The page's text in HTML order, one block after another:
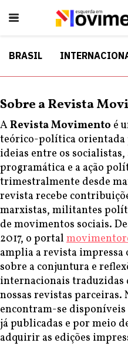
BRASIL
Sobre a Revista
ARevista Movimento é
teórico-política orientada
ideias entre os socialistas,
programática e a ação
trimestralmente desde
revista recebe
marxistas, militantes
de movimentos sociais.
2017, o portal
amplia a revista impressa
sobre a conjuntura e
internacionais traduzidas
nossas revistas parceiras.
encontram-se disponíveis
já publicadas e por meio
adquirir as edições